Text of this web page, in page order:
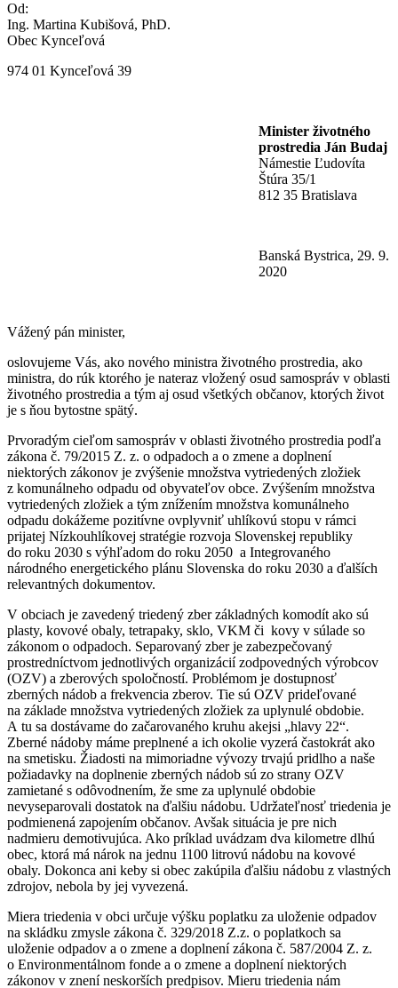
Od:
Ing. Martina Kubišová, PhD.
Obec Kynceľová
974 01 Kynceľová 39
Minister životného
prostredia Ján Budaj
Námestie Ľudovíta
Štúra 35/1
812 35 Bratislava
Banská Bystrica, 29. 9.
2020
Vážený pán minister,
oslovujeme Vás, ako nového ministra životného prostredia, ako
ministra, do rúk ktorého je nateraz vložený osud samospráv v oblasti
životného prostredia a tým aj osud všetkých občanov, ktorých život
je s ňou bytostne spätý.
Prvoradým cieľom samospráv v oblasti životného prostredia podľa
zákona č. 79/2015 Z. z. o odpadoch a o zmene a doplnení
niektorých zákonov je zvýšenie množstva vytriedených zložiek
z komunálneho odpadu od obyvateľov obce. Zvýšením množstva
vytriedených zložiek a tým znížením množstva komunálneho
odpadu dokážeme pozitívne ovplyvniť uhlíkovú stopu v rámci
prijatej Nízkouhlíkovej stratégie rozvoja Slovenskej republiky
do roku 2030 s výhľadom do roku 2050 a Integrovaného
národného energetického plánu Slovenska do roku 2030 a ďalších
relevantných dokumentov.
V obciach je zavedený triedený zber základných komodít ako sú
plasty, kovové obaly, tetrapaky, sklo, VKM či kovy v súlade so
zákonom o odpadoch. Separovaný zber je zabezpečovaný
prostredníctvom jednotlivých organizácií zodpovedných výrobcov
(OZV) a zberových spoločností. Problémom je dostupnosť
zberných nádob a frekvencia zberov. Tie sú OZV prideľované
na základe množstva vytriedených zložiek za uplynulé obdobie.
A tu sa dostávame do začarovaného kruhu akejsi „hlavy 22“.
Zberné nádoby máme preplnené a ich okolie vyzerá častokrát ako
na smetisku. Žiadosti na mimoriadne vývozy trvajú pridlho a naše
požiadavky na doplnenie zberných nádob sú zo strany OZV
zamietané s odôvodnením, že sme za uplynulé obdobie
nevyseparovali dostatok na ďalšiu nádobu. Udržateľnosť triedenia je
podmienená zapojením občanov. Avšak situácia je pre nich
nadmieru demotivujúca. Ako príklad uvádzam dva kilometre dlhú
obec, ktorá má nárok na jednu 1100 litrovú nádobu na kovové
obaly. Dokonca ani keby si obec zakúpila ďalšiu nádobu z vlastných
zdrojov, nebola by jej vyvezená.
Miera triedenia v obci určuje výšku poplatku za uloženie odpadov
na skládku zmysle zákona č. 329/2018 Z.z. o poplatkoch sa
uloženie odpadov a o zmene a doplnení zákona č. 587/2004 Z. z.
o Environmentálnom fonde a o zmene a doplnení niektorých
zákonov v znení neskorších predpisov. Mieru triedenia nám